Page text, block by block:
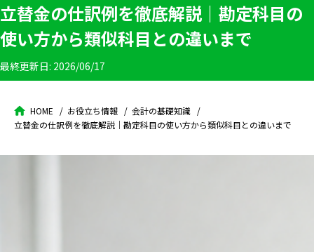
立替金の仕訳例を徹底解説｜勘定科目の
使い方から類似科目との違いまで
最終更新日: 2026/06/17
HOME お役立ち情報
会計の基礎知識
立替金の仕訳例を徹底解説｜勘定科目の使い方から類似科目との違いまで